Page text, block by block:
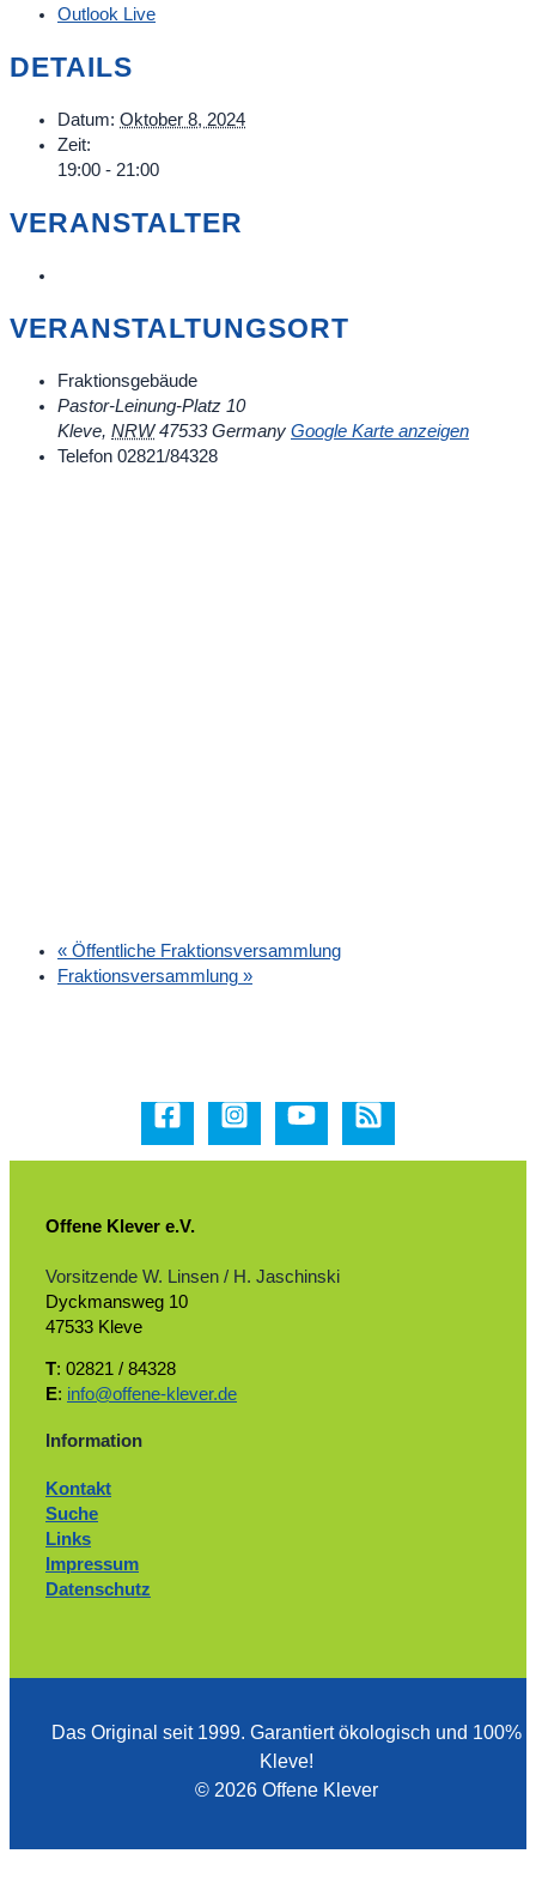
Outlook Live
DETAILS
Datum: Oktober 8, 2024
Zeit:
19:00 - 21:00
VERANSTALTER
VERANSTALTUNGSORT
Fraktionsgebäude
Pastor-Leinung-Platz 10
Kleve, NRW 47533 Germany Google Karte anzeigen
Telefon 02821/84328
« Öffentliche Fraktionsversammlung
Fraktionsversammlung »
Offene Klever e.V.
Vorsitzende W. Linsen / H. Jaschinski
Dyckmansweg 10
47533 Kleve
T: 02821 / 84328
E: info@offene-klever.de
Information
Kontakt
Suche
Links
Impressum
Datenschutz
Das Original seit 1999. ­Garantiert ökologisch und 100%
Kleve!
© 2026 Offene Klever